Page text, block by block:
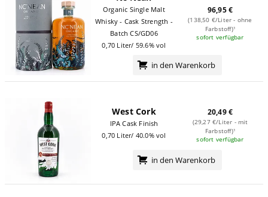
Organic Single Malt
Whisky - Cask Strength -
Batch CS/GD06
0,70 Liter/ 59.6% vol
96,95 €
(138,50 €/Liter - ohne
Farbstoff)¹
sofort verfügbar
in den Warenkorb
West Cork
IPA Cask Finish
0,70 Liter/ 40.0% vol
20,49 €
(29,27 €/Liter - mit
Farbstoff)¹
sofort verfügbar
in den Warenkorb